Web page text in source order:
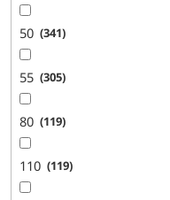
50 341
55 305
80 119
110 119